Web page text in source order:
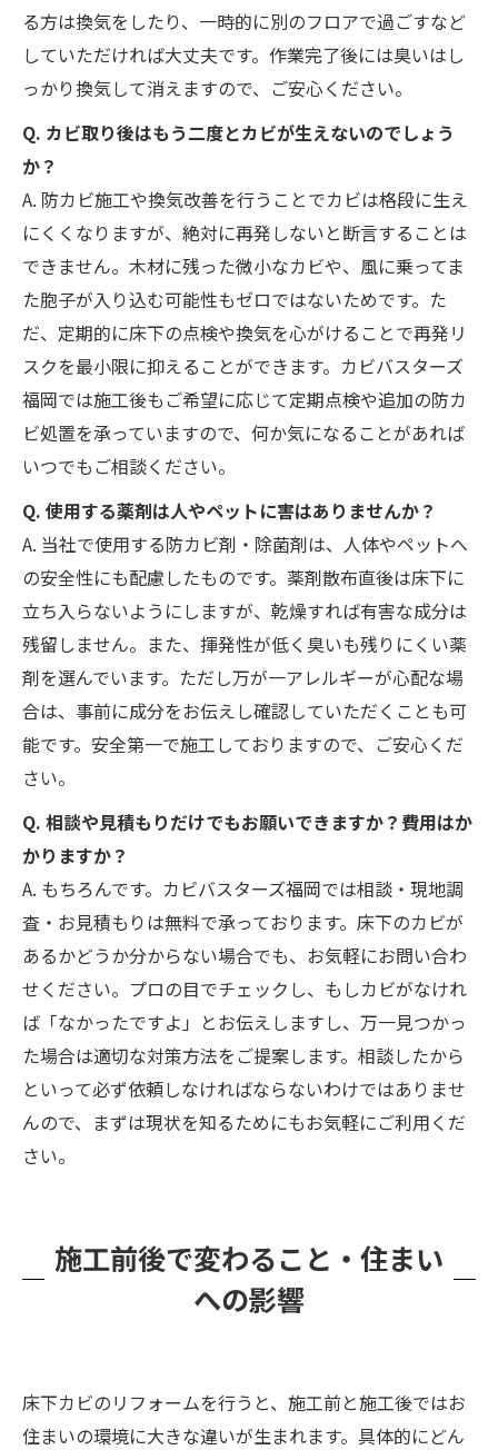
る方は換気をしたり、一時的に別のフロアで過ごすなど
していただければ大丈夫です。作業完了後には臭いはし
っかり換気して消えますので、ご安心ください。
Q. カビ取り後はもう二度とカビが生えないのでしょう
か？
A. 防カビ施工や換気改善を行うことでカビは格段に生え
にくくなりますが、絶対に再発しないと断言することは
できません。木材に残った微小なカビや、風に乗ってま
た胞子が入り込む可能性もゼロではないためです。た
だ、定期的に床下の点検や換気を心がけることで再発リ
スクを最小限に抑えることができます。カビバスターズ
福岡では施工後もご希望に応じて定期点検や追加の防カ
ビ処置を承っていますので、何か気になることがあれば
いつでもご相談ください。
Q. 使用する薬剤は人やペットに害はありませんか？
A. 当社で使用する防カビ剤・除菌剤は、人体やペットへ
の安全性にも配慮したものです。薬剤散布直後は床下に
立ち入らないようにしますが、乾燥すれば有害な成分は
残留しません。また、揮発性が低く臭いも残りにくい薬
剤を選んでいます。ただし万が一アレルギーが心配な場
合は、事前に成分をお伝えし確認していただくことも可
能です。安全第一で施工しておりますので、ご安心くだ
さい。
Q. 相談や見積もりだけでもお願いできますか？費用はか
かりますか？
A. もちろんです。カビバスターズ福岡では相談・現地調
査・お見積もりは無料で承っております。床下のカビが
あるかどうか分からない場合でも、お気軽にお問い合わ
せください。プロの目でチェックし、もしカビがなけれ
ば「なかったですよ」とお伝えしますし、万一見つかっ
た場合は適切な対策方法をご提案します。相談したから
といって必ず依頼しなければならないわけではありませ
んので、まずは現状を知るためにもお気軽にご利用くだ
さい。
施工前後で変わること・住まい
への影響
床下カビのリフォームを行うと、施工前と施工後ではお
住まいの環境に大きな違いが生まれます。具体的にどん